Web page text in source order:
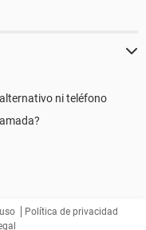
ni teléfono
Política de privacidad